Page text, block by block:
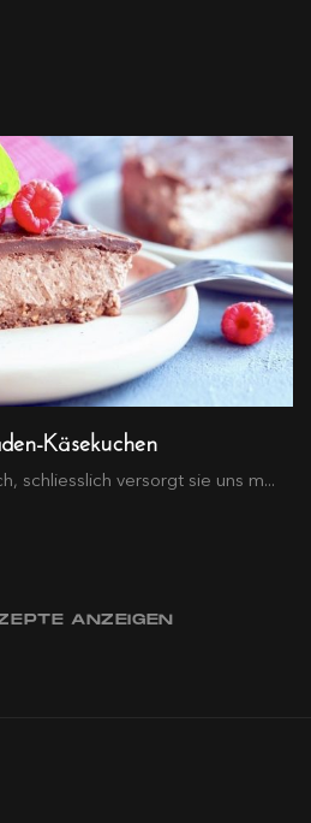
Käsekuchen
schliesslich versorgt sie uns m...
ANZEIGEN